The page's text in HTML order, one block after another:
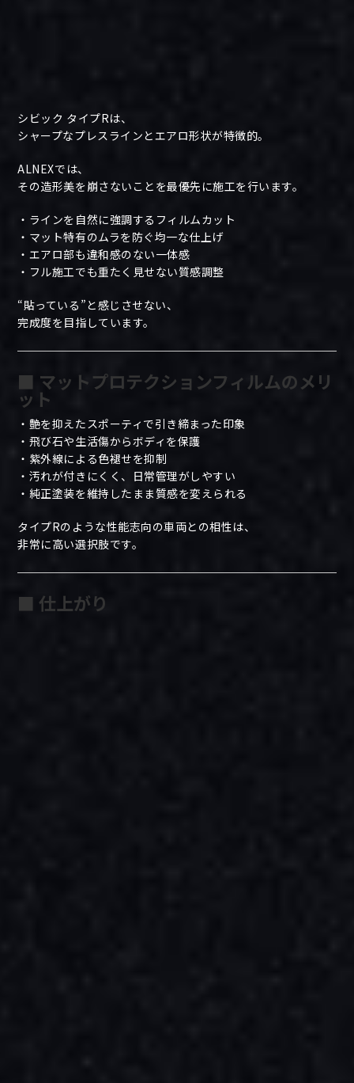
シビック タイプRは、
シャープなプレスラインとエアロ形状が特徴的。
ALNEXでは、
その造形美を崩さないことを最優先に施工を行います。
・ラインを自然に強調するフィルムカット
・マット特有のムラを防ぐ均一な仕上げ
・エアロ部も違和感のない一体感
・フル施工でも重たく見せない質感調整
“貼っている”と感じさせない、
完成度を目指しています。
■ マットプロテクションフィルムのメリ
ット
・艶を抑えたスポーティで引き締まった印象
・飛び石や生活傷からボディを保護
・紫外線による色褪せを抑制
・汚れが付きにくく、日常管理がしやすい
・純正塗装を維持したまま質感を変えられる
タイプRのような性能志向の車両との相性は、
非常に高い選択肢です。
■ 仕上がり